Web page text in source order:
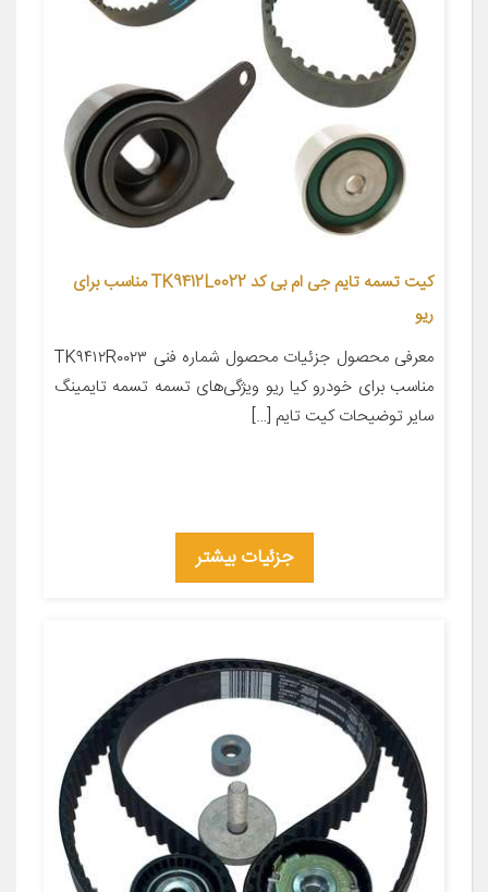
کیت تسمه تایم جی ام بی کد TK9412L0022 مناسب برای
ریو
معرفی محصول جزئیات محصول شماره فنی TK۹۴۱۲R۰۰۲۳
مناسب برای خودرو کیا ریو ویژگی‌های تسمه تسمه تایمینگ
سایر توضیحات کیت تایم […]
جزئیات بیشتر